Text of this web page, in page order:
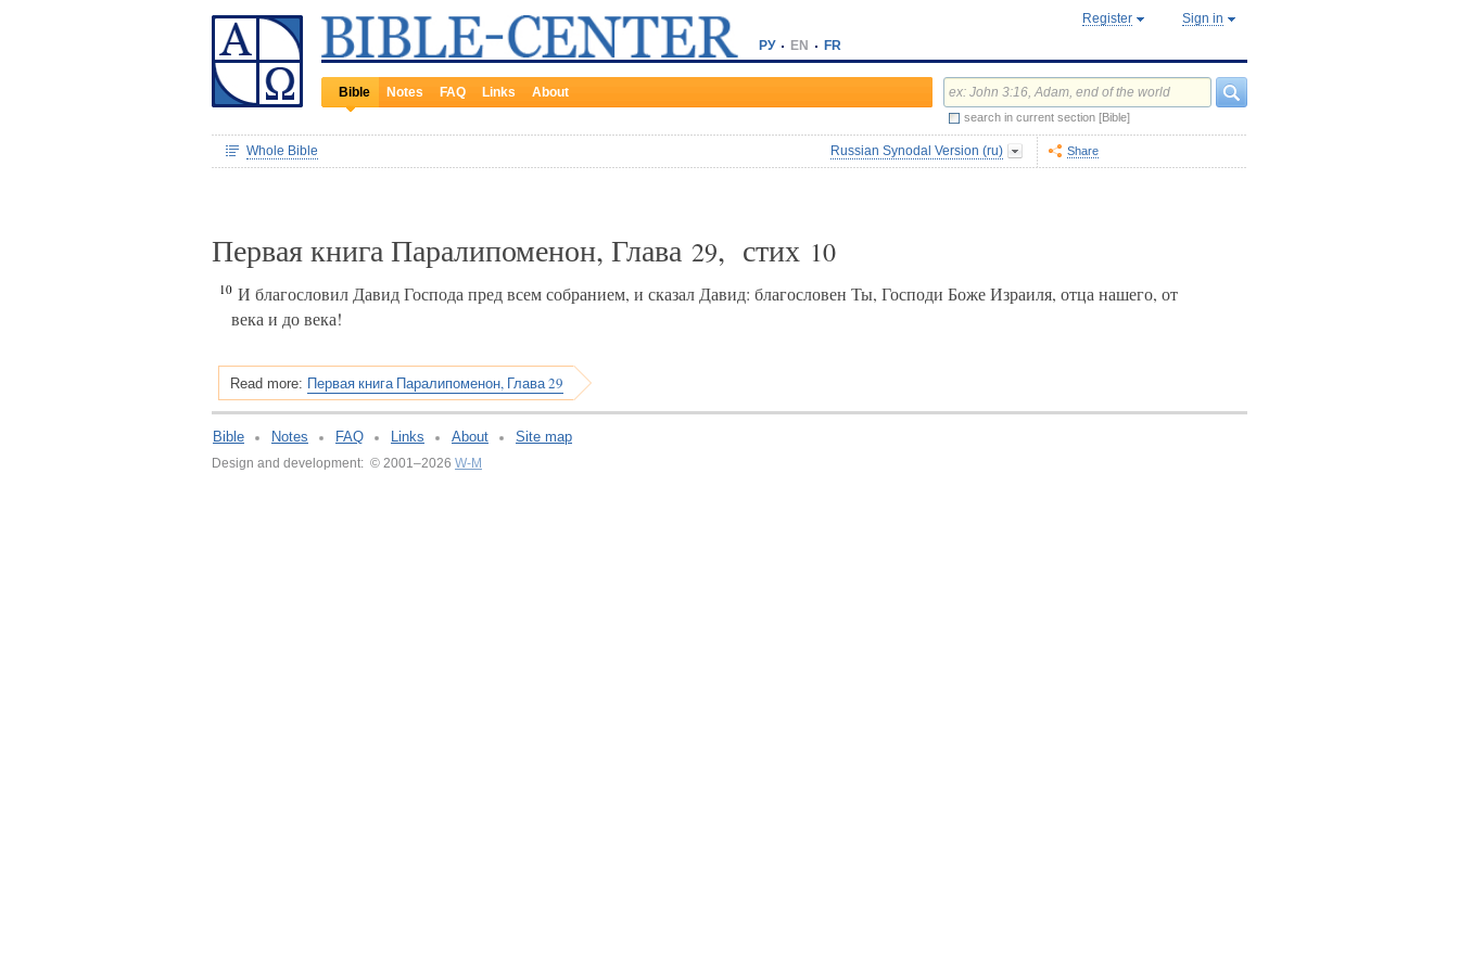
РУ EN FR
Register Sign in
Bible Notes FAQ Links About
search in current section [Bible]
Whole Bible Russian Synodal Version (ru) Share
Первая книга Паралипоменон, Глава 29, стих 10
10 И благословил Давид Господа пред всем собранием, и сказал Давид: благословен Ты, Господи Боже Израиля, отца нашего, от
века и до века!
Read more: Первая книга Паралипоменон, Глава 29
Bible Notes FAQ Links About Site map
Design and development: © 2001–2026 W-M